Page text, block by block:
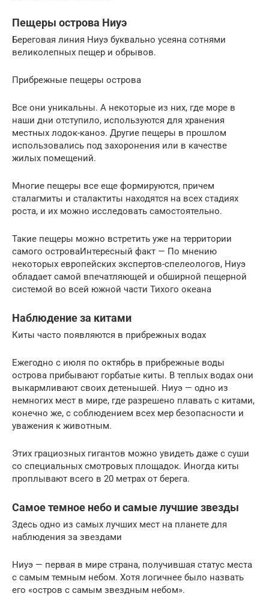
Пещеры острова Ниуэ
Береговая линия Ниуэ буквально усеяна сотнями
великолепных пещер и обрывов.
Прибрежные пещеры острова
Все они уникальны. А некоторые из них, где море в
наши дни отступило, используются для хранения
местных лодок-каноэ. Другие пещеры в прошлом
использовались под захоронения или в качестве
жилых помещений.
Многие пещеры все еще формируются, причем
сталагмиты и сталактиты находятся на всех стадиях
роста, и их можно исследовать самостоятельно.
Такие пещеры можно встретить уже на территории
самого островаИнтересный факт — По мнению
некоторых европейских экспертов-спелеологов, Ниуэ
обладает самой впечатляющей и обширной пещерной
системой во всей южной части Тихого океана
Наблюдение за китами
Киты часто появляются в прибрежных водах
Ежегодно с июля по октябрь в прибрежные воды
острова прибывают горбатые киты. В теплых водах они
выкармливают своих детенышей. Ниуэ — одно из
немногих мест в мире, где разрешено плавать с китами,
конечно же, с соблюдением всех мер безопасности и
уважения к животным.
Этих грациозных гигантов можно увидеть даже с суши
со специальных смотровых площадок. Иногда киты
проплывают всего в 20 метрах от берега.
Самое темное небо и самые лучшие звезды
Здесь одно из самых лучших мест на планете для
наблюдения за звездами
Ниуэ — первая в мире страна, получившая статус места
с самым темным небом. Хотя логичнее было назвать
его «остров с самым звездным небом».